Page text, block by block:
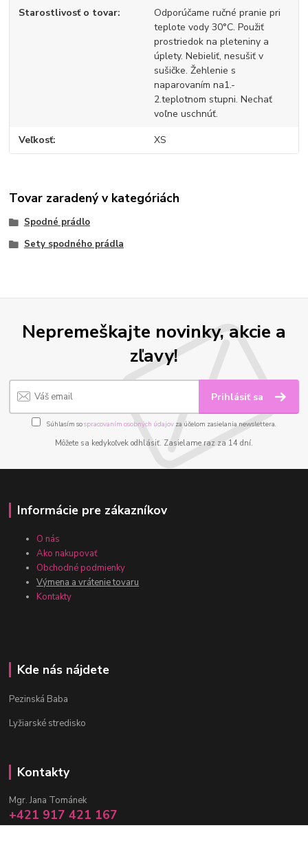
Starostlivosť o tovar
Odporúčame ručné pranie pri
teplote vody 30°C. Použiť
prostriedok na pleteniny a
úplety. Nebieliť, nesušiť v
sušičke. Žehlenie s
naparovaním na1.-
2.teplotnom stupni. Nechať
voľne uschnúť.
Veľkosť XS
Tovar zaradený v kategóriách
Spodné prádlo
Sety spodného prádla
Nepremeškajte novinky, akcie a
zľavy!
Prihlásiť sa
Súhlasím sospracovaním osobných údajov za účelom zasielania newslettera.
Môžete sa kedykoľvek odhlásiť. Zasielame raz za 14 dní.
Informácie pre zákazníkov
O nás
Ako nakupovať
Obchodné podmienky
Výmena a vrátenie tovaru
Kontakty
Kde nás nájdete
Pezinská Baba
Lyžiarské stredisko
Kontakty
Mgr. Jana Tománek
+421 917 421 167
(Po-Pia, 10 -17 hod.)